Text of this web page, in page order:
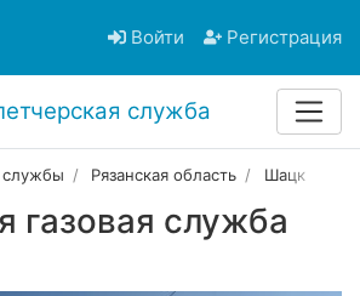
Войти Регистрация
служба
службы Рязанская область Шацк
газовая служба